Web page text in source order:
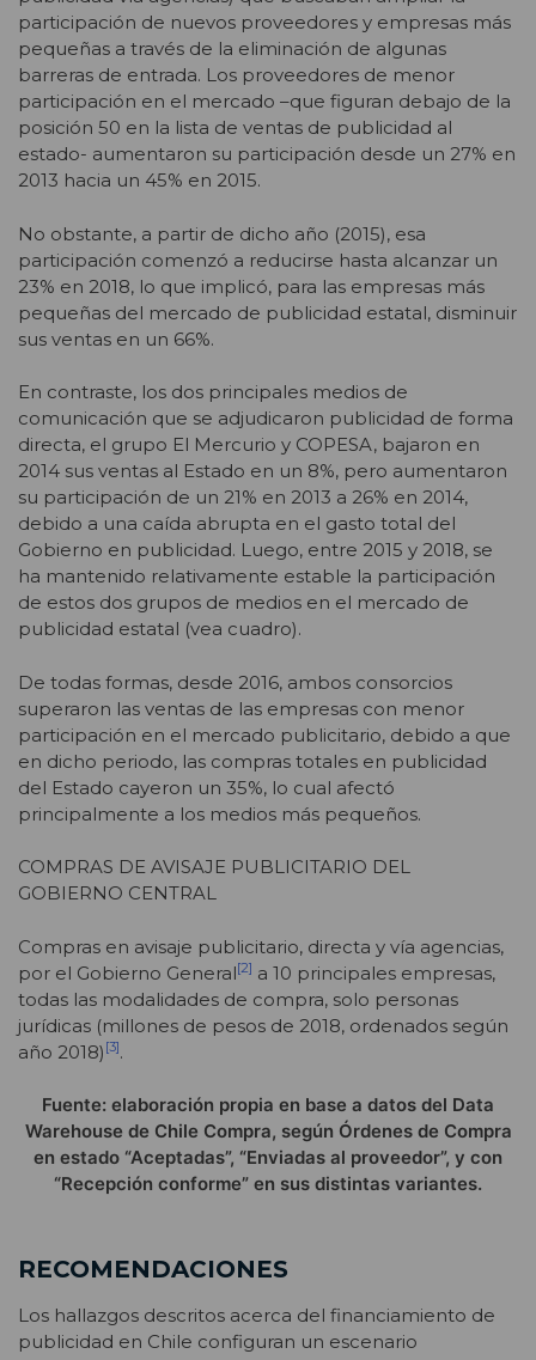
participación de nuevos proveedores y empresas más
pequeñas a través de la eliminación de algunas
barreras de entrada. Los proveedores de menor
participación en el mercado –que figuran debajo de la
posición 50 en la lista de ventas de publicidad al
estado- aumentaron su participación desde un 27% en
2013 hacia un 45% en 2015.
No obstante, a partir de dicho año (2015), esa
participación comenzó a reducirse hasta alcanzar un
23% en 2018, lo que implicó, para las empresas más
pequeñas del mercado de publicidad estatal, disminuir
sus ventas en un 66%.
En contraste, los dos principales medios de
comunicación que se adjudicaron publicidad de forma
directa, el grupo El Mercurio y COPESA, bajaron en
2014 sus ventas al Estado en un 8%, pero aumentaron
su participación de un 21% en 2013 a 26% en 2014,
debido a una caída abrupta en el gasto total del
Gobierno en publicidad. Luego, entre 2015 y 2018, se
ha mantenido relativamente estable la participación
de estos dos grupos de medios en el mercado de
publicidad estatal (vea cuadro).
De todas formas, desde 2016, ambos consorcios
superaron las ventas de las empresas con menor
participación en el mercado publicitario, debido a que
en dicho periodo, las compras totales en publicidad
del Estado cayeron un 35%, lo cual afectó
principalmente a los medios más pequeños.
COMPRAS DE AVISAJE PUBLICITARIO DEL
GOBIERNO CENTRAL
Compras en avisaje publicitario, directa y vía agencias,
por el Gobierno General[2] a 10 principales empresas,
todas las modalidades de compra, solo personas
jurídicas (millones de pesos de 2018, ordenados según
año 2018) [3].
Fuente: elaboración propia en base a datos del Data
Warehouse de Chile Compra, según Órdenes de Compra
en estado “Aceptadas”, “Enviadas al proveedor”, y con
“Recepción conforme” en sus distintas variantes.
RECOMENDACIONES
Los hallazgos descritos acerca del financiamiento de
publicidad en Chile configuran un escenario